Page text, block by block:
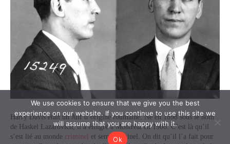
We use cookies to ensure that we give you the best
experience on our website. If you continue to use this site we
will assume that you are happy with it.
Ok